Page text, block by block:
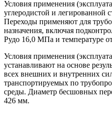
Условия применения
углеродистой и легированной
Переходы применяют для
назначения, включая
Рудо 16,0 МПа и температуре
Условия применения
устанавливают на основе
всех внешних и внутренних
транспортируемых по
среды. Диаметр бесшовных
426 мм.